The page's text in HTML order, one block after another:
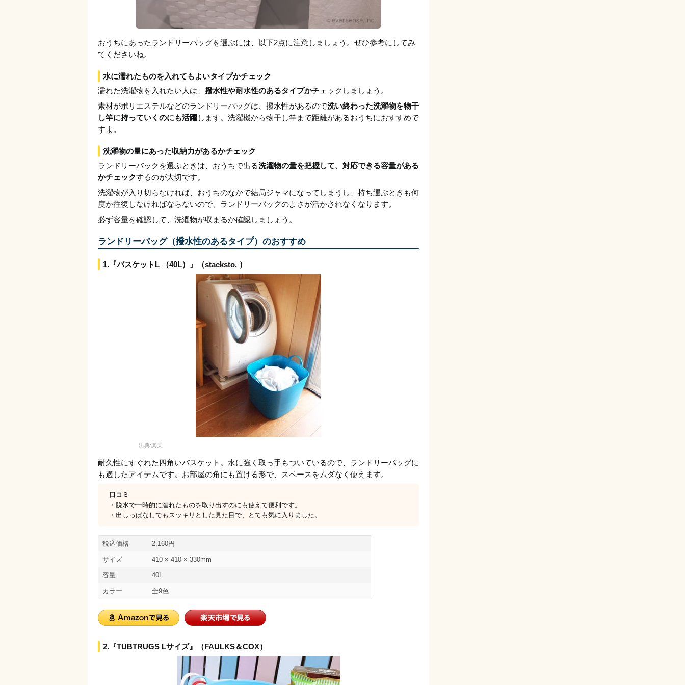
おうちにあったランドリーバッグを選ぶには、以下2点に注意しましょう。ぜひ参考にしてみ
てくださいね。
水に濡れたものを入れてもよいタイプかチェック
濡れた洗濯物を入れたい人は、 撥水性や耐水性のあるタイプかチェックしましょう。
素材がポリエステルなどのランドリーバッグは、撥水性があるので洗い終わった洗濯物を物干
し竿に持っていくのにも活躍します。洗濯機から物干し竿まで距離があるおうちにおすすめで
すよ。
洗濯物の量にあった収納力があるかチェック
ランドリーバックを選ぶときは、おうちで出る洗濯物の量を把握して、対応できる容量がある
かチェックするのが大切です。
洗濯物が入り切らなければ、おうちのなかで結局ジャマになってしまうし、持ち運ぶときも何
度か往復しなければならないので、ランドリーバッグのよさが活かされなくなります。
必ず容量を確認して、洗濯物が収まるか確認しましょう。
ランドリーバッグ（撥水性のあるタイプ）のおすすめ
1.『バスケットL （40L）』（stacksto, ）
出典:楽天
耐久性にすぐれた四角いバスケット。水に強く取っ手もついているので、ランドリーバッグに
も適したアイテムです。お部屋の角にも置ける形で、スペースをムダなく使えます。
口コミ
・脱水で一時的に濡れたものを取り出すのにも使えて便利です。
・出しっぱなしでもスッキリとした見た目で、とても気に入りました。
税込価格 2,160円
サイズ 410 × 410 × 330mm
容量 40L
カラー 全9色
2.『TUBTRUGS Lサイズ』（FAULKS＆COX）